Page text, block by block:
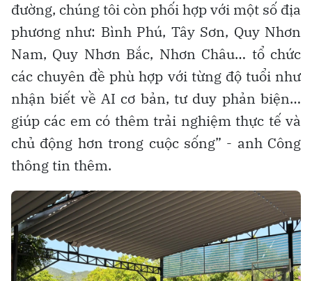
đường, chúng tôi còn phối hợp với một số địa
phương như: Bình Phú, Tây Sơn, Quy Nhơn
Nam, Quy Nhơn Bắc, Nhơn Châu… tổ chức
các chuyên đề phù hợp với từng độ tuổi như
nhận biết về AI cơ bản, tư duy phản biện…
giúp các em có thêm trải nghiệm thực tế và
chủ động hơn trong cuộc sống” - anh Công
thông tin thêm.